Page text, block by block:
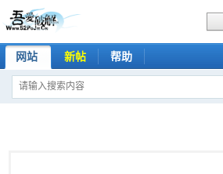
网站 新帖 帮助